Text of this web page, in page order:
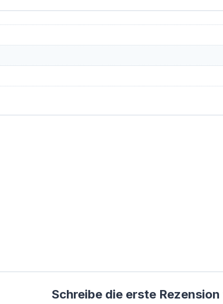
Schreibe die erste Rezension